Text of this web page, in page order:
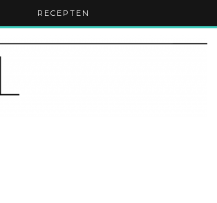
RECEPTEN